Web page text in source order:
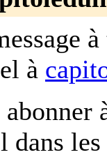
à
dans